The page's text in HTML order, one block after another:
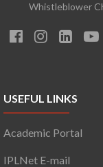
Whistleblower
USEFUL LINKS
Academic Portal
IPLNet E-mail